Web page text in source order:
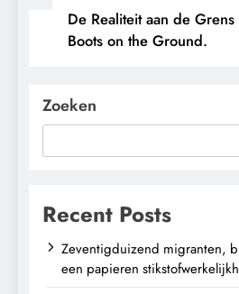
De Realiteit aan de Grens
Boots on the Ground.
Zoeken
Recent Posts
Zeventigduizend migranten,
een papieren